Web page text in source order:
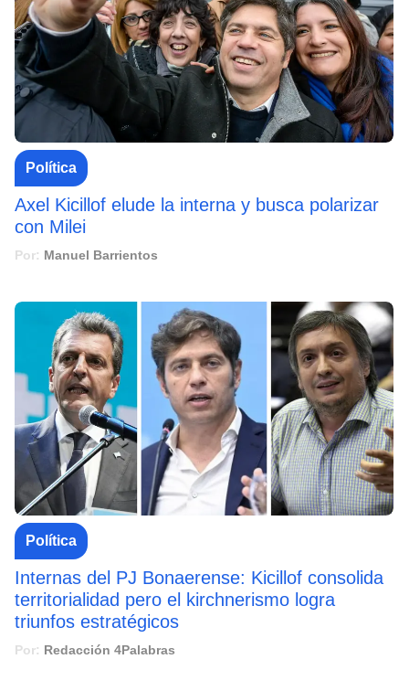
Política
Axel Kicillof elude la interna y busca polarizar
con Milei
Por: Manuel Barrientos
Política
Internas del PJ Bonaerense: Kicillof consolida
territorialidad pero el kirchnerismo logra
triunfos estratégicos
Por: Redacción 4Palabras